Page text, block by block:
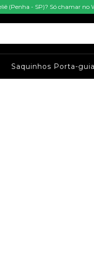
(Penha - SP)? Só chamar no
Saquinhos Porta-